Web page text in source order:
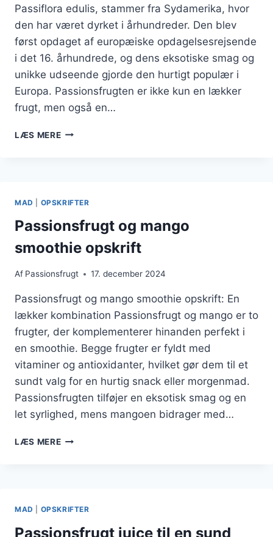
Passiflora edulis, stammer fra Sydamerika, hvor
den har været dyrket i århundreder. Den blev
først opdaget af europæiske opdagelsesrejsende
i det 16. århundrede, og dens eksotiske smag og
unikke udseende gjorde den hurtigt populær i
Europa. Passionsfrugten er ikke kun en lækker
frugt, men også en…
LÆS MEREPASSIONSFRUGT
MAD OPSKRIFTER
Passionsfrugt og mango
smoothie opskrift
Af Passionsfrugt 17. december 2024
Passionsfrugt og mango smoothie opskrift: En
lækker kombination Passionsfrugt og mango er to
frugter, der komplementerer hinanden perfekt i
en smoothie. Begge frugter er fyldt med
vitaminer og antioxidanter, hvilket gør dem til et
sundt valg for en hurtig snack eller morgenmad.
Passionsfrugten tilføjer en eksotisk smag og en
let syrlighed, mens mangoen bidrager med…
LÆS MEREPASSIONSFRUGT
MAD OPSKRIFTER
Passionsfrugt juice til en sund